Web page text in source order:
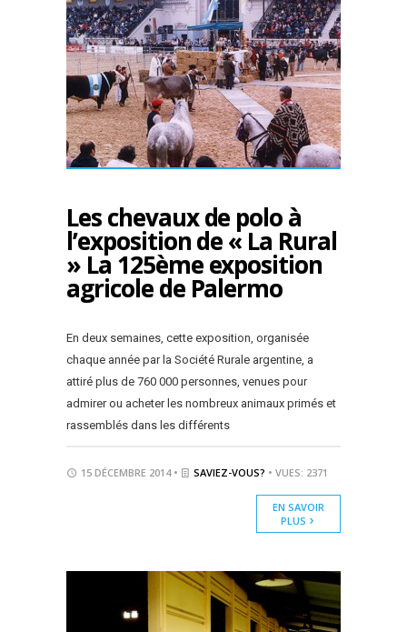
Les chevaux de polo à
l’exposition de « La Rural
» La 125ème exposition
agricole de Palermo
En deux semaines, cette exposition, organisée
chaque année par la Société Rurale argentine, a
attiré plus de 760 000 personnes, venues pour
admirer ou acheter les nombreux animaux primés et
rassemblés dans les différents
15 DÉCEMBRE 2014 • SAVIEZ-VOUS? • VUES: 2371
EN SAVOIR
PLUS